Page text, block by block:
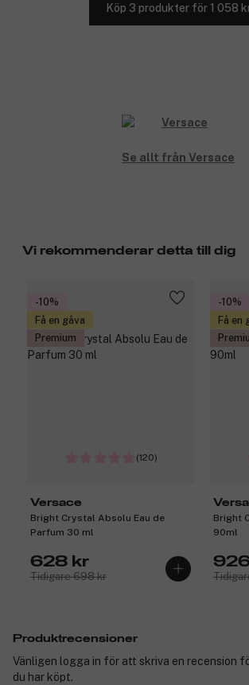
Köp 3 produkter för 1 058
Se allt från Versace
Vi rekommenderar detta till dig
-10%
Få en gåva
Premium
(120)
Versace
Bright Crystal Absolu Eau de
Parfum 30 ml
628 kr
Tidigare 698 kr
-10%
Få en
Bright
90ml
Produktrecensioner
Vänligen logga in för att skriva en recension
du har köpt.